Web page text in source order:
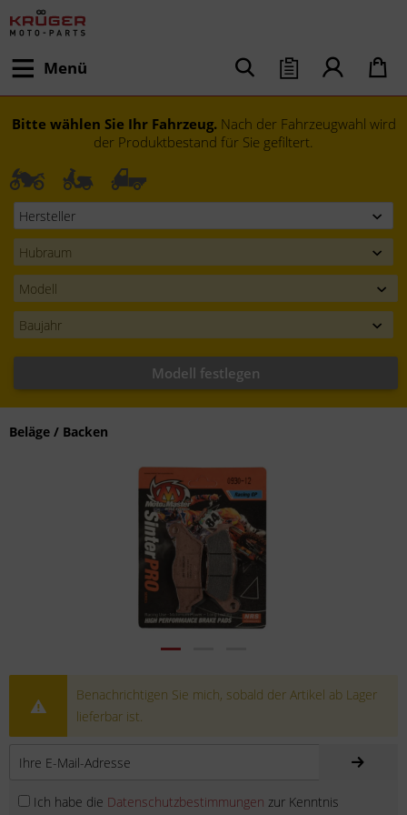
Menü
Bitte wählen Sie Ihr Fahrzeug. Nach der Fahrzeugwahl wird
der Produktbestand für Sie gefiltert.
Modell festlegen
Beläge / Backen
Benachrichtigen Sie mich, sobald der Artikel ab Lager
lieferbar ist.
Ich habe die Datenschutzbestimmungen zur Kenntnis